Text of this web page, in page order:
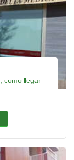
como llegar